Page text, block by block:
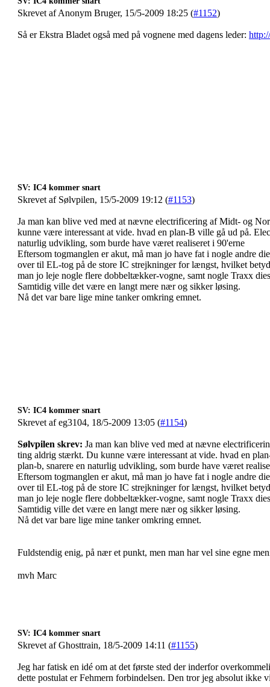
Skrevet af Anonym Bruger, 15/5-2009 18:25 (#1152)
Så er Ekstra Bladet også med på vognene med dagens leder:
SV: IC4 kommer snart
Skrevet af Sølvpilen, 15/5-2009 19:12 (#1153)
Ja man kan blive ved med at nævne electrificering af Midt- og
kunne være interessant at vide. hvad en plan-B ville gå ud på.
naturlig udvikling, som burde have været realiseret i 90'erne
Eftersom togmanglen er akut, må man jo have fat i nogle andre
over til EL-tog på de store IC strejkninger for længst, hvilket
man jo leje nogle flere dobbeltækker-vogne, samt nogle Traxx
Samtidig ville det være en langt mere nær og sikker løsing.
Nå det var bare lige mine tanker omkring emnet.
SV: IC4 kommer snart
Skrevet af eg3104, 18/5-2009 13:05 (#1154)
Sølvpilen skrev: Ja man kan blive ved med at nævne
ting aldrig stærkt. Du kunne være interessant at vide. hvad en
plan-b, snarere en naturlig udvikling, som burde have været
Eftersom togmanglen er akut, må man jo have fat i nogle andre
over til EL-tog på de store IC strejkninger for længst, hvilket
man jo leje nogle flere dobbeltækker-vogne, samt nogle Traxx
Samtidig ville det være en langt mere nær og sikker løsing.
Nå det var bare lige mine tanker omkring emnet.
Fuldstendig enig, på nær et punkt, men man har vel sine egne
mvh Marc
SV: IC4 kommer snart
Skrevet af Ghosttrain, 18/5-2009 14:11 (#1155)
Jeg har fatisk en idé om at det første sted der inderfor
dette postulat er Fehmern forbindelsen. Den tror jeg absolut ikke